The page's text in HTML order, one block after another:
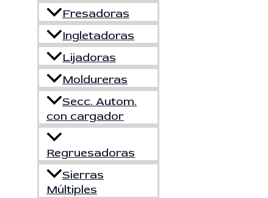
Fresadoras
Ingletadoras
Lijadoras
Moldureras
Secc. Autom.
con cargador
Regruesadoras
Sierras
Múltiples